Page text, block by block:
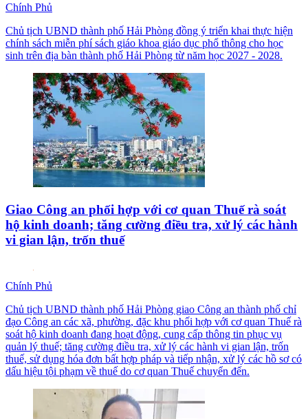
Chính Phủ
Chủ tịch UBND thành phố Hải Phòng đồng ý triển khai thực hiện
chính sách miễn phí sách giáo khoa giáo dục phổ thông cho học
sinh trên địa bàn thành phố Hải Phòng từ năm học 2027 - 2028.
Giao Công an phối hợp với cơ quan Thuế rà soát
hộ kinh doanh; tăng cường điều tra, xử lý các hành
vi gian lận, trốn thuế
Chính Phủ
Chủ tịch UBND thành phố Hải Phòng giao Công an thành phố chỉ
đạo Công an các xã, phường, đặc khu phối hợp với cơ quan Thuế rà
soát hộ kinh doanh đang hoạt động, cung cấp thông tin phục vụ
quản lý thuế; tăng cường điều tra, xử lý các hành vi gian lận, trốn
thuế, sử dụng hóa đơn bất hợp pháp và tiếp nhận, xử lý các hồ sơ có
dấu hiệu tội phạm về thuế do cơ quan Thuế chuyển đến.